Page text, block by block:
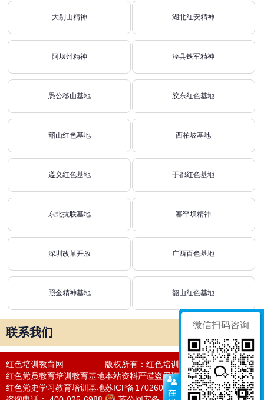
大别山精神 湖北红安精神
阿坝州精神 泾县铁军精神
愚公移山基地 胶东红色基地
韶山红色基地 西柏坡基地
遵义红色基地 于都红色基地
东北抗联基地 塞罕坝精神
深圳改革开放 广西百色基地
照金精神基地 韶山红色基地
联系我们
微信扫码咨询
红色培训教育网
红色党员教育培训教育基地
红色党史学习教育培训基地
版权所有：红色培训教育网
本站资料严谨盗用违者必究法律责任
苏ICP备17026050号-25